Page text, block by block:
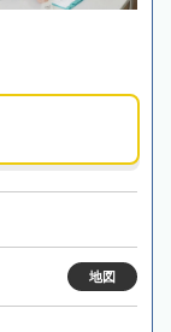
地図